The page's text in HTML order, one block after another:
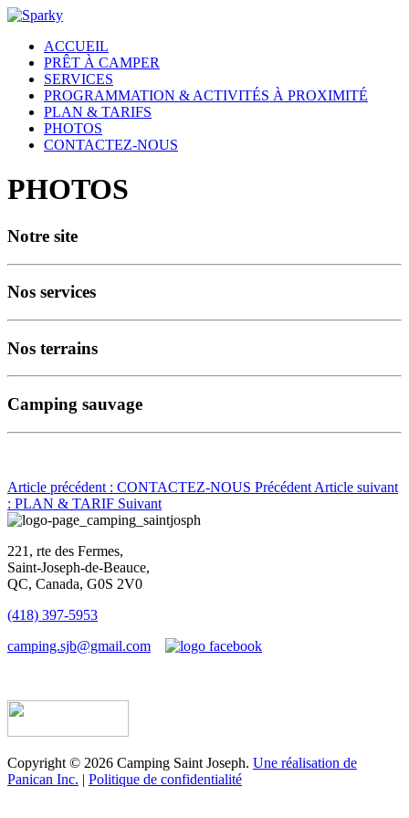
ACCUEIL
PRÊT À CAMPER
SERVICES
PROGRAMMATION & ACTIVITÉS À PROXIMITÉ
PLAN & TARIFS
PHOTOS
CONTACTEZ-NOUS
PHOTOS
Notre site
Nos services
Nos terrains
Camping sauvage
Article précédent : CONTACTEZ-NOUS Précédent Article suivant
: PLAN & TARIF Suivant
221, rte des Fermes,
Saint-Joseph-de-Beauce,
QC, Canada, G0S 2V0
(418) 397-5953
camping.sjb@gmail.com
Copyright © 2026 Camping Saint Joseph. Une réalisation de
Panican Inc. | Politique de confidentialité